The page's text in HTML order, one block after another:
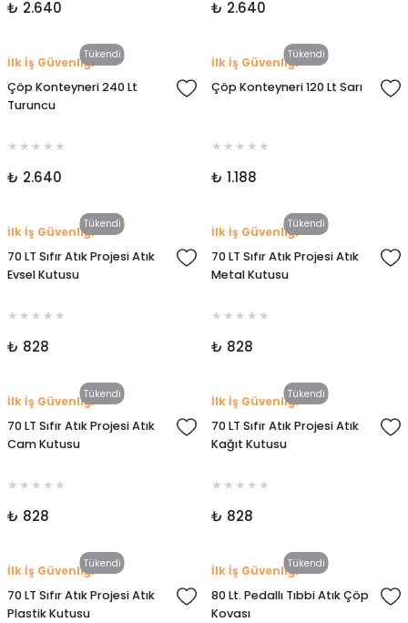
₺ 2.640 ₺ 2.640
Tükendi
İlk İş Güvenliği
Çöp Konteyneri 240 Lt
Turuncu
₺ 2.640
Tükendi
İlk İş Güvenliği
Çöp Konteyneri 120 Lt Sarı
₺ 1.188
Tükendi
İlk İş Güvenliği
70 LT Sıfır Atık Projesi Atık
Evsel Kutusu
₺ 828
Tükendi
İlk İş Güvenliği
70 LT Sıfır Atık Projesi Atık
Metal Kutusu
₺ 828
Tükendi
İlk İş Güvenliği
70 LT Sıfır Atık Projesi Atık
Cam Kutusu
₺ 828
Tükendi
İlk İş Güvenliği
70 LT Sıfır Atık Projesi Atık
Kağıt Kutusu
₺ 828
Tükendi
İlk İş Güvenliği
70 LT Sıfır Atık Projesi Atık
Plastik Kutusu
Tükendi
İlk İş Güvenliği
80 Lt. Pedallı Tıbbi Atık Çöp
Kovası